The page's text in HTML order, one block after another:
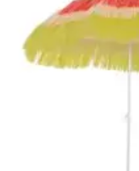
Fai da Te Creativo
Rinnovamento SpaziCreatività
Fai da Te Creativo